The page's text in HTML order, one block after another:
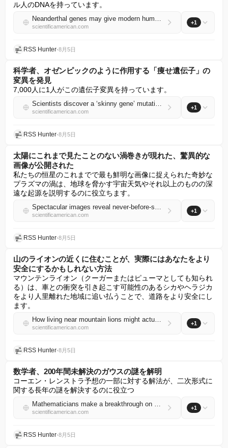
ル人のDNAを持っています。
Neanderthal genes may give modern humans’ muscles a boost
scientificamerican.com
+1
RSS Hunter•8月5日
科学者、オゼンピックのように作用する「痩せ遺伝子」の
変異を発見
7,000人に1人がこの遺伝子変異を持っています。
Scientists discover a ‘skinny gene’ mutation that acts like Ozempic
scientificamerican.com
+1
RSS Hunter•8月5日
太陽にこれまで見たことのない渦巻きが現れた、驚異的な
画像が公開された
私たちの恒星のこれまでで最も鮮明な画像に捉えられた奇妙な
プラズマの渦は、地球を脅かす宇宙天気やそれ以上のものの深
遠な起源を説明するのに役立ちます。
Spectacular images reveal never-before-seen whirlpools on the sun
scientificamerican.com
+1
RSS Hunter•8月5日
山のライオンの近くに住むことが、実際にはあなたをより
安全にするかもしれない方法
マウンテンライオン（クーガーまたはピューマとしても知られ
る）は、車との衝突を引き起こす可能性のあるシカやヘラジカ
をより人里離れた地域に追い払うことで、道路をより安全にし
ます。
How living near mountain lions might actually make you safer
scientificamerican.com
+1
RSS Hunter•8月5日
数学者、200年間未解決のガウスの謎を解明
コーエン・レンストラ予想の一部に対する解法が、二次形式に
関する長年の謎を解決するのに役立つ
Mathematicians make a breakthrough on Gauss’s riddle, unsolved for 200 years
scientificamerican.com
+1
RSS Hunter•8月5日